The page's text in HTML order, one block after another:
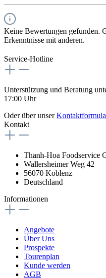
Keine Bewertungen gefunden.
Erkenntnisse mit anderen.
Service-Hotline
Unterstützung und Beratung
17:00 Uhr
Oder über unser
Kontakt
Thanh-Hoa Foodservice
Wallersheimer Weg 42
56070 Koblenz
Deutschland
Informationen
Angebote
Über Uns
Prospekte
Tourenplan
Kunde werden
AGB